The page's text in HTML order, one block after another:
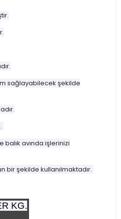
sağlayabilecek şekilde
balık avında işlerinizi
bir şekilde kullanılmaktadır.
KG.